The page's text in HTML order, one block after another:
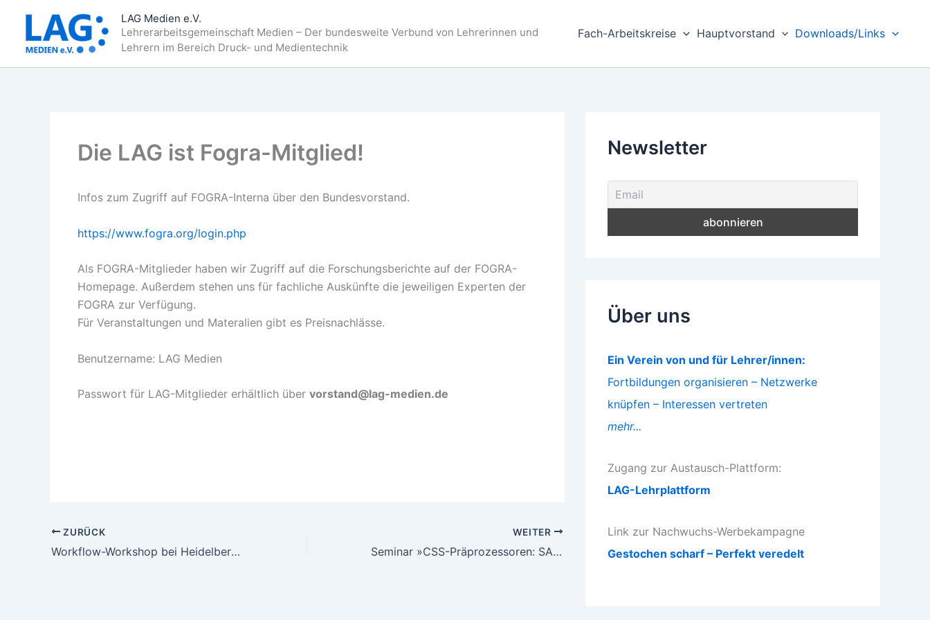
springen
LAG Medien e.V.
Lehrerarbeitsgemeinschaft Medien – Der bundesweite Verbund von Lehrerinnen und
Lehrern im Bereich Druck- und Medientechnik
Fach-Arbeitskreise Hauptvorstand Downloads/Links
Die LAG ist Fogra-Mitglied!
Infos zum Zugriff auf FOGRA-Interna über den Bundesvorstand.
https://www.fogra.org/login.php
Als FOGRA-Mitglieder haben wir Zugriff auf die Forschungsberichte auf der FOGRA-
Homepage. Außerdem stehen uns für fachliche Auskünfte die jeweiligen Experten der
FOGRA zur Verfügung.
Für Veranstaltungen und Materalien gibt es Preisnachlässe.
Benutzername: LAG Medien
Passwort für LAG-Mitglieder erhältlich über vorstand@lag-medien.de
ZURÜCK
Workflow-Workshop bei Heidelberg vom 12. bis 13. September 2019
WEITER
Seminar »CSS-Präprozessoren: SASS mit Scout« 7.–8.11.2019
Newsletter
Über uns
Ein Verein von und für Lehrer/innen:
Fortbildungen organisieren – Netzwerke
knüpfen – Interessen vertreten
mehr...
Zugang zur Austausch-Plattform:
LAG-Lehrplattform
Link zur Nachwuchs-Werbekampagne
Gestochen scharf – Perfekt veredelt